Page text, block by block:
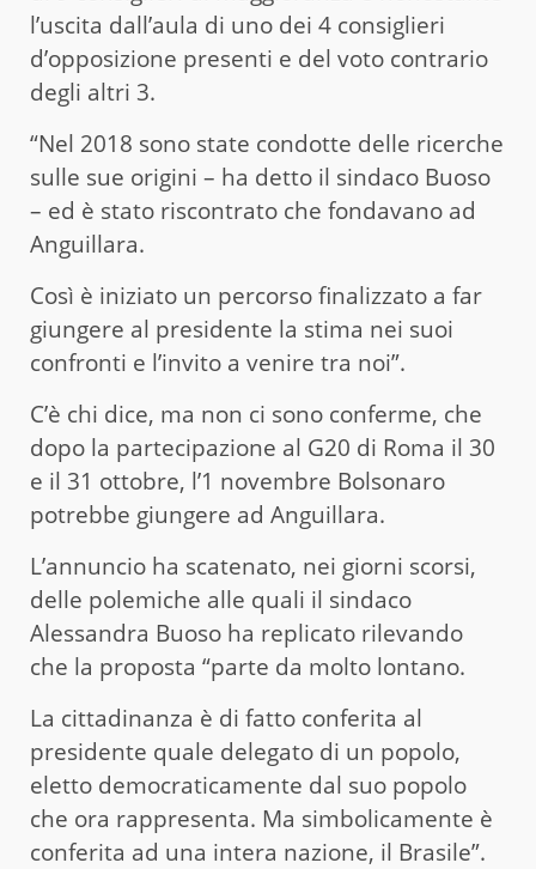
l’uscita dall’aula di uno dei 4 consiglieri
d’opposizione presenti e del voto contrario
degli altri 3.
“Nel 2018 sono state condotte delle ricerche
sulle sue origini – ha detto il sindaco Buoso
– ed è stato riscontrato che fondavano ad
Anguillara.
Così è iniziato un percorso finalizzato a far
giungere al presidente la stima nei suoi
confronti e l’invito a venire tra noi”.
C’è chi dice, ma non ci sono conferme, che
dopo la partecipazione al G20 di Roma il 30
e il 31 ottobre, l’1 novembre Bolsonaro
potrebbe giungere ad Anguillara.
L’annuncio ha scatenato, nei giorni scorsi,
delle polemiche alle quali il sindaco
Alessandra Buoso ha replicato rilevando
che la proposta “parte da molto lontano.
La cittadinanza è di fatto conferita al
presidente quale delegato di un popolo,
eletto democraticamente dal suo popolo
che ora rappresenta. Ma simbolicamente è
conferita ad una intera nazione, il Brasile”.